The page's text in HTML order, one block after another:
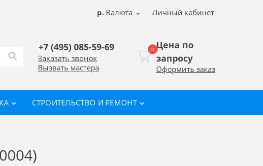
р. Валюта Личный кабинет
+7 (495) 085-59-69
Заказать звонок
Вызвать мастера
0 Цена по
запросу
Оформить заказ
СТРОИТЕЛЬСТВО И РЕМОНТ